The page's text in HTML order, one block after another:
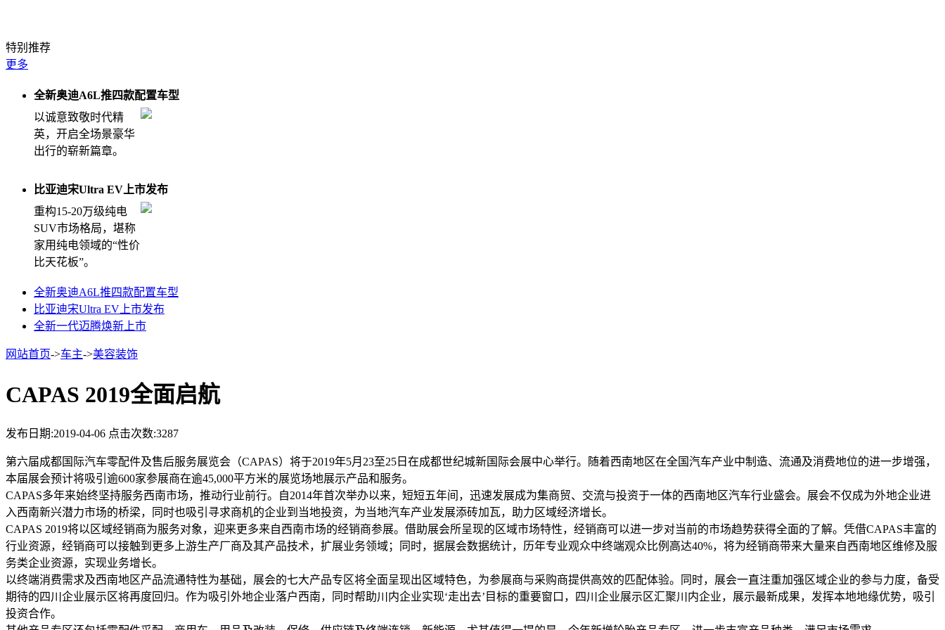
特别推荐
更多
全新奥迪A6L推四款配置车型
以诚意致敬时代精
英，开启全场景豪华
出行的崭新篇章。
比亚迪宋Ultra EV上市发布
重构15-20万级纯电
SUV市场格局，堪称
家用纯电领域的“性价
比天花板”。
全新奥迪A6L推四款配置车型
比亚迪宋Ultra EV上市发布
全新一代迈腾焕新上市
网站首页->车主->美容装饰
CAPAS 2019全面启航
发布日期:2019-04-06 点击次数:3287
第六届成都国际汽车零配件及售后服务展览会（CAPAS）将于2019年5月23至25日在成都世纪城新国际会展中心举行。随着西南地区在全国汽车产业中制造、流通及消费地位的进一步增强，
本届展会预计将吸引逾600家参展商在逾45,000平方米的展览场地展示产品和服务。
CAPAS多年来始终坚持服务西南市场，推动行业前行。自2014年首次举办以来，短短五年间，迅速发展成为集商贸、交流与投资于一体的西南地区汽车行业盛会。展会不仅成为外地企业进
入西南新兴潜力市场的桥梁，同时也吸引寻求商机的企业到当地投资，为当地汽车产业发展添砖加瓦，助力区域经济增长。
CAPAS 2019将以区域经销商为服务对象，迎来更多来自西南市场的经销商参展。借助展会所呈现的区域市场特性，经销商可以进一步对当前的市场趋势获得全面的了解。凭借CAPAS丰富的
行业资源，经销商可以接触到更多上游生产厂商及其产品技术，扩展业务领域；同时，据展会数据统计，历年专业观众中终端观众比例高达40%，将为经销商带来大量来自西南地区维修及服
务类企业资源，实现业务增长。
以终端消费需求及西南地区产品流通特性为基础，展会的七大产品专区将全面呈现出区域特色，为参展商与采购商提供高效的匹配体验。同时，展会一直注重加强区域企业的参与力度，备受
期待的四川企业展示区将再度回归。作为吸引外地企业落户西南，同时帮助川内企业实现‘走出去’目标的重要窗口，四川企业展示区汇聚川内企业，展示最新成果，发挥本地地缘优势，吸引
投资合作。